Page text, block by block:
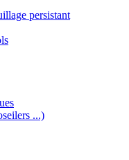
persistant
...)